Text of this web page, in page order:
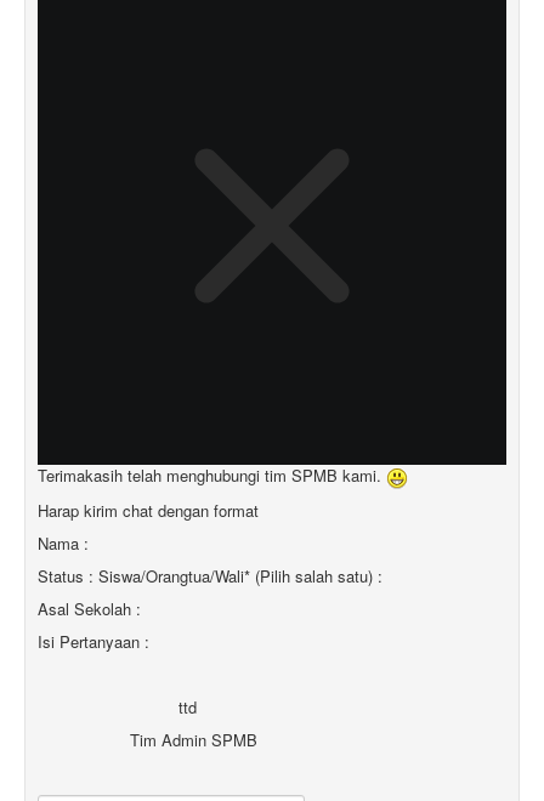
Terimakasih telah menghubungi tim SPMB kami.
Harap kirim chat dengan format
Nama :
Status : Siswa/Orangtua/Wali* (Pilih salah satu) :
Asal Sekolah :
Isi Pertanyaan :
ttd
Tim Admin SPMB